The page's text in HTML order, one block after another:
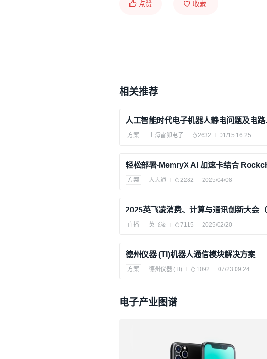
点赞 收藏
相关推荐
人工智
方案 上海雷卯电子 2632 01/15 16:25
方案 大大通 2282 2025/04/08
直播 英飞凌 7115 2025/02/20
德州仪器 (TI)机器人通信模块解决方案
方案 德州仪器 (TI) 1092 07/23 09:24
电子产业图谱